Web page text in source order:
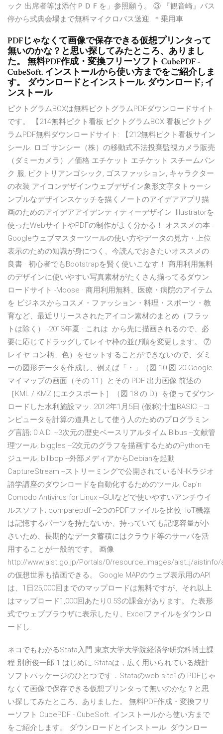
ック 出席者等は添付ＰＤＦを」参照願う。 ③ 『観音崎』バス
停から式典会場まで無料マイクロバス送迎. ＊乗用車
PDFじゃなくて画像で保存できる仮想プリンタって
無いのかな？と思い探してみたところ、ありまし
た。 無料PDF作成・変換フリーソフト CubePDF -
CubeSoft. インストールから使い方までをご紹介しま
す。 ダウンロードとインストール. ダウンロード; イ
ンストール
ピクトグラムBOXは無料ピクトグラムPDFダウンロードサイト
です。 【214無料ピクト看板 ピクトグラムBOX 看板ピクトグ
ラムPDF無料ダウンロードサイト: 【212無料ピクト看板サイン
シール. ロゴ サンシー（株）の移動式不法投棄監視カメラ販売
（ダミーカメラ）／価格 エチケット エチケット スチームパン
ク 服, ビクトリアンゴシック, ゴスファッション, キャラクター
の衣装 アイコンデザインウェブデザイン象形文字タトゥーシ
ンプルなデザインスケッチを描くノートのアイデアアプリ描
画のためのアイデアアイデンティティーデザイン Illustratorを
使ったWebサイトやPDFの制作がよく分かる！ オススメの本 ·
Googleウェブマスターツールの使い方やデータの見方・上位
表示のための知識が身につく、今読んでおきたいオススメの
良書 · 初心者でもBootstrapを賢く使いこなす！ 商用利用無料
のデザインに使いやすい写真素材がたくさん揃ってるダウン
ロードサイト -Moose · 商用利用無料、医療・病院のアイテム
を ビジネスからコスメ・ファッション・料理・スポーツ・教
育など、最近リリースされたアイコン素材のまとめ（フラッ
トは除く） -2013年夏 · これは から先に描画されるので、必
要に応じてドラッグしてレイヤ枠の並び順を変更します。 ⑦
レイヤ コン柄、色）をセットすることができないので、ダミ
ーの図形データを作成し、例えば「・」（図 10 図 20 Google
マイマップの画面（その 11）とその PDF 出力画像 前述の
［KML / KMZ にエクスポート］（図 18 の D）を使ってダウン
ロードした水利施設マッ. 2012年1月5日 (仮称)十進BASIC --コ
ンピュータを計算の道具として使う人のためのプログラミン
グ言語; 0 A.D. --3次元の歴史ベースリアルタイム Bibus --文献管
理ツール; biggles --2次元のグラフを描画するためのPythonモ
ジュール; bilibop --外部メディアからDebianを起動
CaptureStream --ストリーミングで公開されているNHKラジオ
語学講座のダウンロードを自動化するためのツール; Cap'n
Comodo Antivirus for Linux --GUIなどで使いやすいアンチウイ
ルスソフト; comparepdf --2つのPDFファイルを比較 IoT機器
は記憶するパーツを持たないか、持っていても記憶容量が小
さいため、長期的なデータ蓄積にはクラウド等のサーバを活
用することが一般的です。 画像
http://www.aist.go.jp/Portals/0/resource_images/aist_j/aistinfo/
の仮想世界も描画できる。 Google MAPのウェブ表示用のAPI
は、1日25,000回までのマップロードは無料ですが、それ以上
はマップロード1,000回あたり0.5$の課金があります。 た表形
式でウェブブラウザに表示したり、Excelファイルをダウンロ
ードし.
ネコでもわかるStata入門 東京大学大学院経済学研究科博士課
程 別所俊一郎 1 はじめに Stataは，広く用いられている統計
ソフトパッケージのひとつです．Stataのweb site1の PDFじゃ
なくて画像で保存できる仮想プリンタって無いのかな？と思
い探してみたところ、ありました。 無料PDF作成・変換フリ
ーソフト CubePDF - CubeSoft. インストールから使い方まで
をご紹介します。 ダウンロードとインストール. ダウンロー